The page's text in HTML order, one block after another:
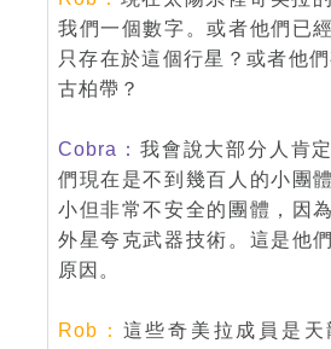
我們一個數字。或者他們已
只存在於這個行星？或者他
古柏帶？
Cobra：我會說大部分人肯
們現在是不到幾百人的小團
小但非常不安全的團體，因
外星夸克武器技術。這是他
原因。
Rob： 這些奇美拉成員是天